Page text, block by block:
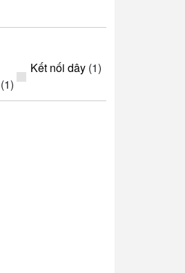
(1)
Kết nối dây (1)